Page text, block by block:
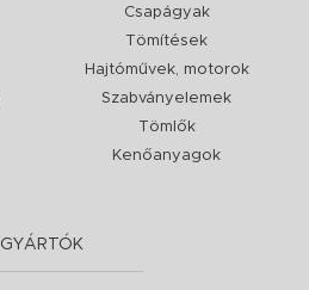
Csapágyak
Tömítések
Hajtóművek, motorok
Szabványelemek
Tömlők
Kenőanyagok
GYÁRTÓK